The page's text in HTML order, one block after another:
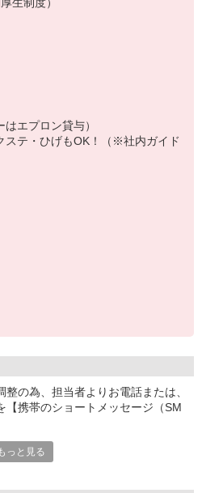
エプロン貸与）
テ・ひげもOK！（※社内ガイド
の為、担当者よりお電話または、
【携帯のショートメッセージ（SM
応募ください。
っと見る